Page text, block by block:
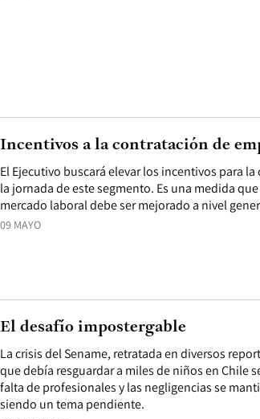
09 MAYO
El Ejecutivo buscará elevar los incentivos para
la jornada de este segmento. Es una medida
mercado laboral debe ser mejorado a nivel
Incentivos a la contratación de
La crisis del Sename, retratada en diversos
que debía resguardar a miles de niños en Chile
falta de profesionales y las negligencias se
siendo un tema pendiente.
El desafío impostergable